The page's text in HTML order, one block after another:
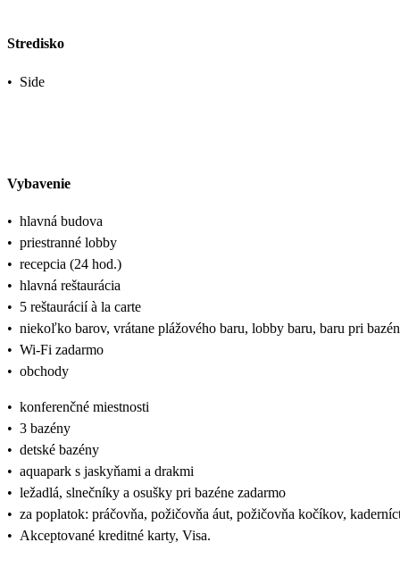
Stredisko
• Side
Vybavenie
• hlavná budova
• priestranné lobby
• recepcia (24 hod.)
• hlavná reštaurácia
• 5 reštaurácií à la carte
• niekoľko barov, vrátane plážového baru, lobby baru, baru pri
• Wi-Fi zadarmo
• obchody
• konferenčné miestnosti
• 3 bazény
• detské bazény
• aquapark s jaskyňami a drakmi
• ležadlá, slnečníky a osušky pri bazéne zadarmo
• za poplatok: práčovňa, požičovňa áut, požičovňa kočíkov,
• Akceptované kreditné karty, Visa.